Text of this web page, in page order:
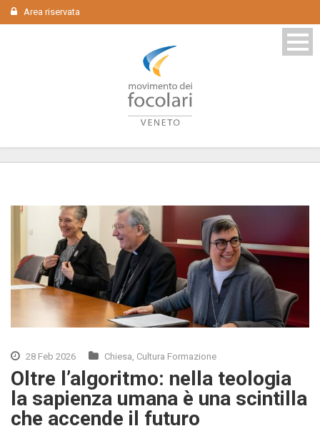
Area riservata
28 Feb 2026 Chiesa Cultura Formazione
Oltre l’algoritmo: nella teologia
la sapienza umana è una scintilla
che accende il futuro